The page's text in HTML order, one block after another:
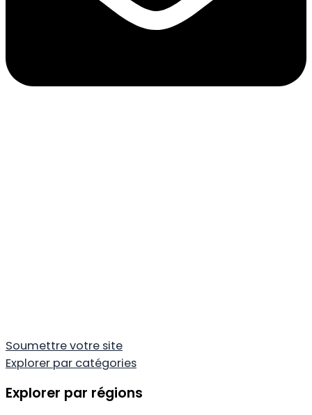
Soumettre votre site
Explorer par catégories
Explorer par régions